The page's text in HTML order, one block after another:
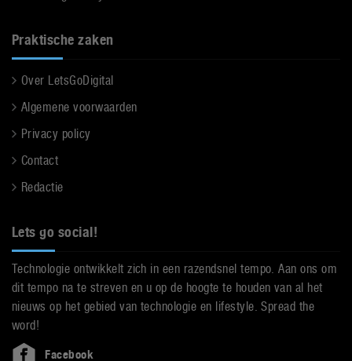
Praktische zaken
Over LetsGoDigital
Algemene voorwaarden
Privacy policy
Contact
Redactie
Lets go social!
Technologie ontwikkelt zich in een razendsnel tempo. Aan ons om
dit tempo na te streven en u op de hoogte te houden van al het
nieuws op het gebied van technologie en lifestyle. Spread the
word!
Facebook